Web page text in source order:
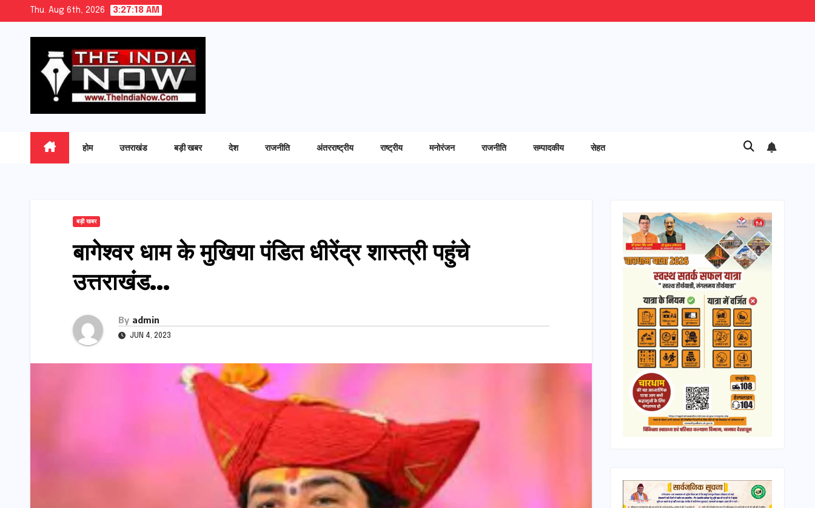
Thu. Aug 6th, 2026 3:27:19 AM
होम उत्तराखंड बड़ी खबर देश राजनीति अंतरराष्ट्रीय राष्ट्रीय मनोरंजन राजनीति सम्पादकीय सेहत
बड़ी खबर
बागेश्वर धाम के मुखिया पंडित धीरेंद्र शास्त्री पहुंचे
उत्तराखंंड…
By admin
JUN 4, 2023